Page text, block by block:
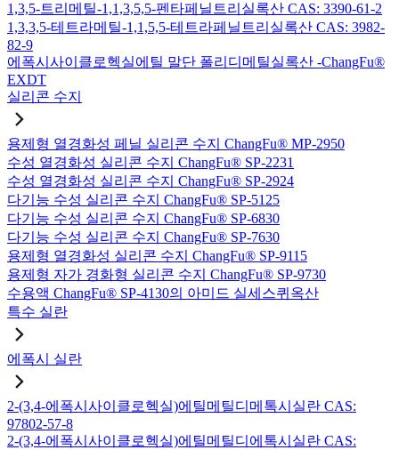
1,3,5-트리메틸-1,1,3,5,5-펜타페닐트리실록산 CAS: 3390-61-2
1,3,3,5-테트라메틸-1,1,5,5-테트라페닐트리실록산 CAS: 3982-
82-9
에폭시사이클로헥실에틸 말단 폴리디메틸실록산 -ChangFu®
EXDT
실리콘 수지
용제형 열경화성 페닐 실리콘 수지 ChangFu® MP-2950
수성 열경화성 실리콘 수지 ChangFu® SP-2231
수성 열경화성 실리콘 수지 ChangFu® SP-2924
다기능 수성 실리콘 수지 ChangFu® SP-5125
다기능 수성 실리콘 수지 ChangFu® SP-6830
다기능 수성 실리콘 수지 ChangFu® SP-7630
용제형 열경화성 실리콘 수지 ChangFu® SP-9115
용제형 자가 경화형 실리콘 수지 ChangFu® SP-9730
수용액 ChangFu® SP-4130의 아미드 실세스퀴옥산
특수 실란
에폭시 실란
2-(3,4-에폭시사이클로헥실)에틸메틸디메톡시실란 CAS:
97802-57-8
2-(3,4-에폭시사이클로헥실)에틸메틸디에톡시실란 CAS: